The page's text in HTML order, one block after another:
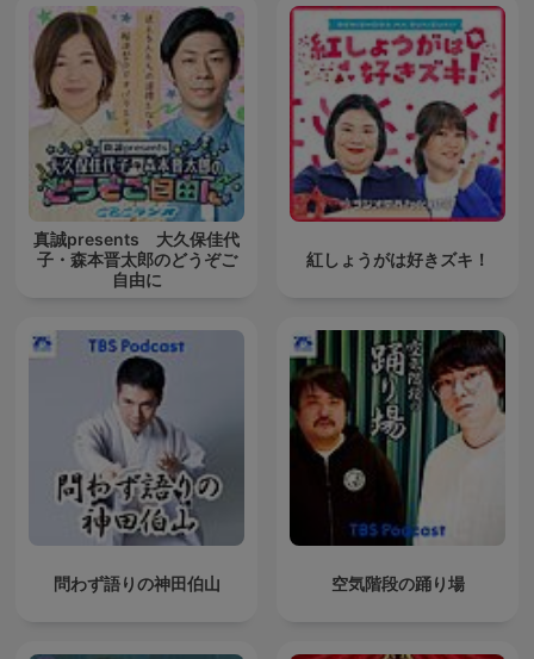
真誠presents 大久保佳代
子・森本晋太郎のどうぞご
自由に
紅しょうがは好きズキ！
問わず語りの神田伯山 空気階段の踊り場